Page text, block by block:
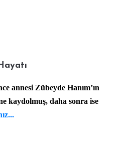
annesi Zübeyde Hanım’ın
kaydolmuş, daha sonra ise